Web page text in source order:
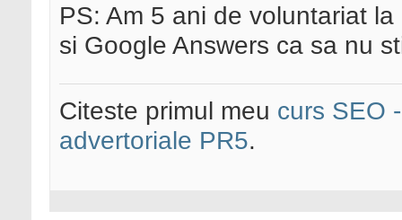
PS: Am 5 ani de voluntariat
si Google Answers ca sa nu
Citeste primul meu curs SEO
advertoriale PR5.